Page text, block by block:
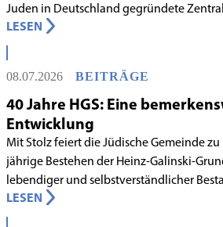
Juden in Deutschland gegründete
Deutschland mit Wirkung zum 1. Juni
Rabbinatsgericht aufgenommen.
LESEN
08.07.2026 BEITRÄGE
40 Jahre HGS: Eine
Entwicklung
Mit Stolz feiert die Jüdische Gemeinde zu
jährige Bestehen der Heinz-Galinski-
lebendiger und selbstverständlicher
Lebens in Berlin gilt, begann in den
schwierigen Voraussetzungen. Vor dem
LESEN